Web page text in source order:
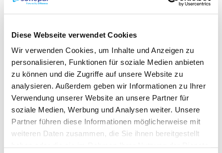
Diese Webseite verwendet Cookies
Wir verwenden Cookies, um Inhalte und Anzeigen zu
personalisieren, Funktionen für soziale Medien anbieten
zu können und die Zugriffe auf unsere Website zu
analysieren. Außerdem geben wir Informationen zu Ihrer
Verwendung unserer Website an unsere Partner für
soziale Medien, Werbung und Analysen weiter. Unsere
Partner führen diese Informationen möglicherweise mit
weiteren Daten zusammen, die Sie ihnen bereitgestellt